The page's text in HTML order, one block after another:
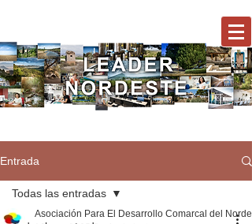
Entrada
Todas las entradas
Asociación Para El Desarrollo Comarcal del